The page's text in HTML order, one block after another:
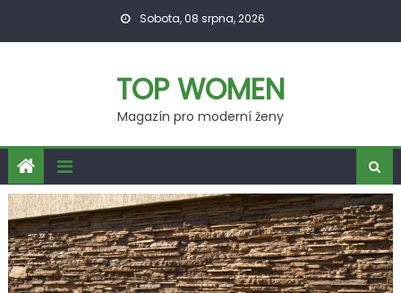
Sobota, 08 srpna, 2026
TOP WOMEN
Magazín pro moderní ženy